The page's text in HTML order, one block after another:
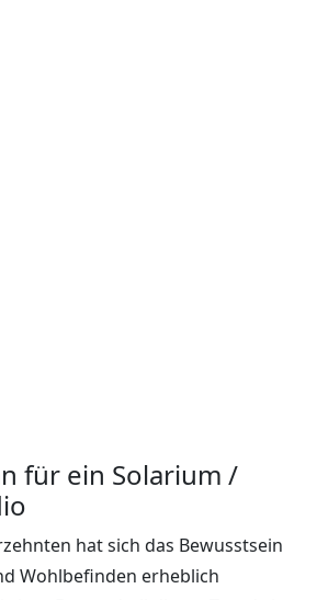
für ein Solarium /
hat sich das Bewusstsein
Wohlbefinden erheblich